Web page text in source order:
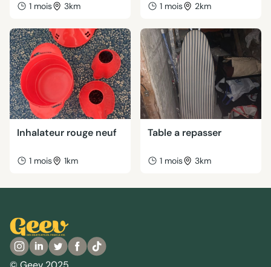
1 mois 3km 1 mois 2km
Inhalateur rouge neuf
1 mois 1km
Table a repasser
1 mois 3km